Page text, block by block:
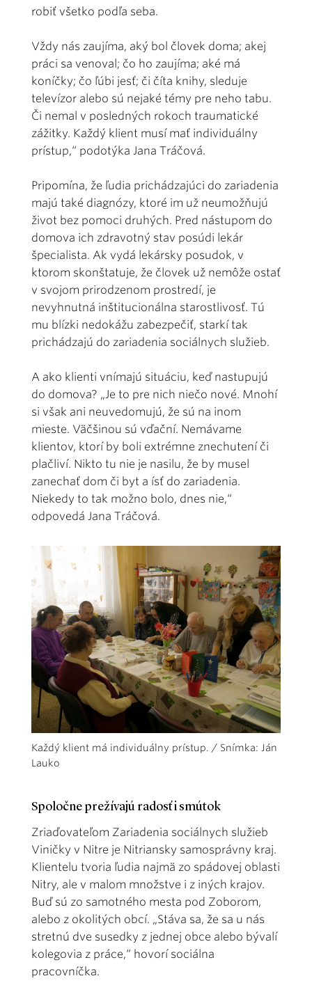
robiť všetko podľa seba.
Vždy nás zaujíma, aký bol človek doma; akej
práci sa venoval; čo ho zaujíma; aké má
koníčky; čo ľúbi jesť; či číta knihy, sleduje
televízor alebo sú nejaké témy pre neho tabu.
Či nemal v posledných rokoch traumatické
zážitky. Každý klient musí mať individuálny
prístup,“ podotýka Jana Tráčová.
Pripomína, že ľudia prichádzajúci do zariadenia
majú také diagnózy, ktoré im už neumožňujú
život bez pomoci druhých. Pred nástupom do
domova ich zdravotný stav posúdi lekár
špecialista. Ak vydá lekársky posudok, v
ktorom skonštatuje, že človek už nemôže ostať
v svojom prirodzenom prostredí, je
nevyhnutná inštitucionálna starostlivosť. Tú
mu blízki nedokážu zabezpečiť, starkí tak
prichádzajú do zariadenia sociálnych služieb.
A ako klienti vnímajú situáciu, keď nastupujú
do domova? „Je to pre nich niečo nové. Mnohí
si však ani neuvedomujú, že sú na inom
mieste. Väčšinou sú vďační. Nemávame
klientov, ktorí by boli extrémne znechutení či
plačliví. Nikto tu nie je nasilu, že by musel
zanechať dom či byt a ísť do zariadenia.
Niekedy to tak možno bolo, dnes nie,“
odpovedá Jana Tráčová.
Každý klient má individuálny prístup. / Snímka: Ján
Lauko
Spoločne prežívajú radosť i smútok
Zriaďovateľom Zariadenia sociálnych služieb
Viničky v Nitre je Nitriansky samosprávny kraj.
Klientelu tvoria ľudia najmä zo spádovej oblasti
Nitry, ale v malom množstve i z iných krajov.
Buď sú zo samotného mesta pod Zoborom,
alebo z okolitých obcí. „Stáva sa, že sa u nás
stretnú dve susedky z jednej obce alebo bývalí
kolegovia z práce,“ hovorí sociálna
pracovníčka.